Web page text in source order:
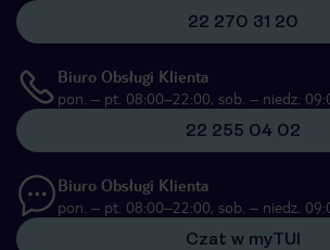
22 270 31 20
Biuro Obsługi Klienta
pon. – pt. 08:00–22:00, sob. – niedz.
22 255 04 02
Biuro Obsługi Klienta
pon. – pt. 08:00–22:00, sob. – niedz.
Czat w myTUI